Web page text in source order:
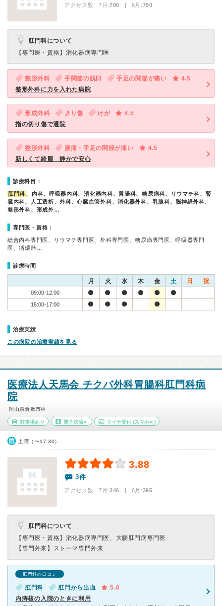
アクセス数 7月:700 | 6月:790
肛門科について
【専門医・資格】 消化器病専門医
整形外科 手関節の脱臼 手足の関節が痛い
4.5
整形外科に力を入れた病院
形成外科 きり傷 けが
4.5
指の切り傷で通院
整形外科 腰痛・手足の関節が痛い
4.5
新しくて綺麗 静かで安心
診療科目：
肛門科 、内科、呼吸器内科、消化器内科、胃腸科、糖尿病科、リウマチ科、腎
臓内科、人工透析、外科、心臓血管外科、消化器外科、乳腺科、脳神経外科、
整形外科、形成外…
専門医・資格：
総合内科専門医、リウマチ専門医、外科専門医、糖尿病専門医、呼吸器専門
医、循環器…
診療時間
月 火 水 木 金 土 日 祝
09:00-12:00
15:00-17:00
治療実績
この病院の治療実績を見る
医療法人天馬会 チクバ外科胃腸科肛門科病
院
岡山県倉敷市林
駐車場あり 電子決済可 マイナ受付 (スマホ可)
土曜（〜17:30）
3.88
3件
アクセス数 7月:346 | 6月:395
肛門科について
【専門医・資格】 消化器病専門医、大腸肛門病専門医
【専門外来】 ストーマ専門外来
肛門科の口コミ
肛門科 肛門から出血
5.0
内痔核の入院のときに利用